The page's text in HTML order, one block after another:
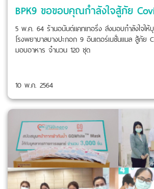
5 พ.ค. 64 ร้านอนันต์แคทเทอริ่ง ส่งมอบกำลังใจให้
โรงพยาบาลบางปะกอก 9 อินเตอร์เนชั่นแนล สู้ภัย
มอบอาหาร จำนวน 120 ชุด
10 พ.ค. 2564